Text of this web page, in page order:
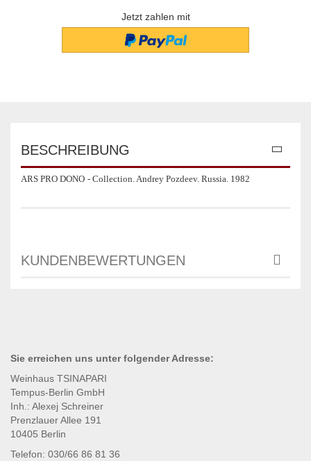
Jetzt zahlen mit
BESCHREIBUNG
ARS PRO DONO - Collection. Andrey Pozdeev. Russia. 1982
KUNDENBEWERTUNGEN
Sie erreichen uns unterfolgenderAdresse:
Weinhaus TSINAPARI
Tempus-Berlin GmbH
Inh.: Alexej Schreiner
Prenzlauer Allee 191
10405 Berlin
Telefon: 030/66 86 81 36